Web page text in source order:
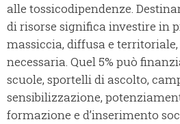
alle tossicodipendenze.
di risorse significa investire in
massiccia, diffusa e
necessaria. Quel 5% può
scuole, sportelli di ascolto,
sensibilizzazione,
formazione e d’inserimento